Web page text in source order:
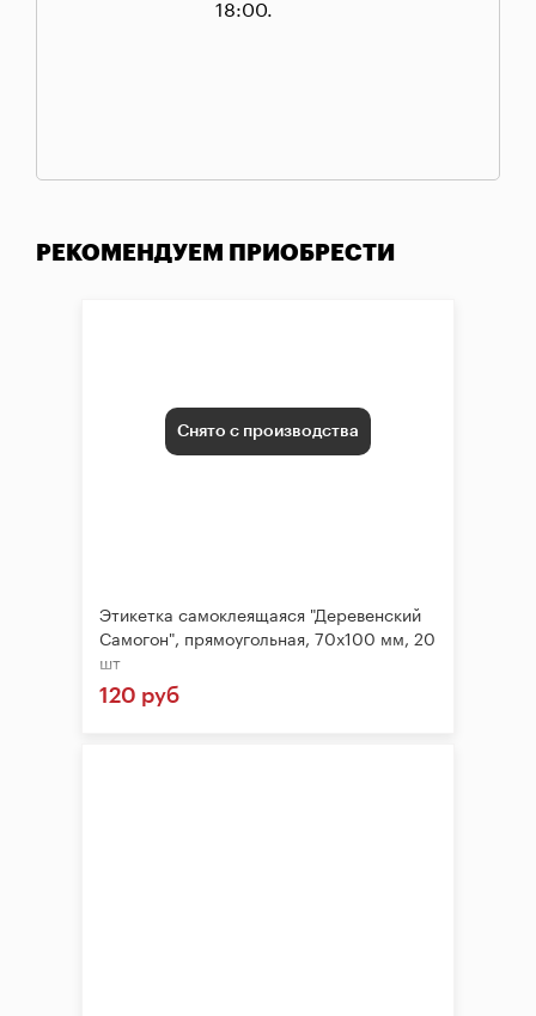
18:00.
РЕКОМЕНДУЕМ ПРИОБРЕСТИ
Снято с производства
Этикетка самоклеящаяся "Деревенский
Самогон", прямоугольная, 70х100 мм, 20
шт
120 руб